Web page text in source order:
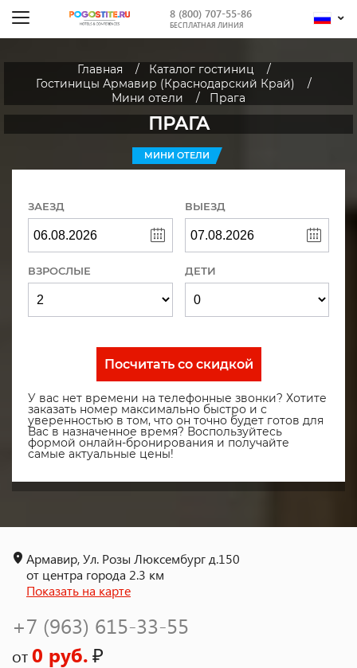
8 (800) 707-55-86
БЕСПЛАТНАЯ ЛИНИЯ
Главная
Каталог гостиниц
Гостиницы Армавир (Краснодарский Край)
Мини отели
Прага
ПРАГА
МИНИ ОТЕЛИ
ЗАЕЗД ВЫЕЗД
ВЗРОСЛЫЕ ДЕТИ
Посчитать со скидкой
У вас нет времени на телефонные звонки? Хотите
заказать номер максимально быстро и с
уверенностью в том, что он точно будет готов для
Вас в назначенное время? Воспользуйтесь
формой онлайн-бронирования и получайте
самые актуальные цены!
Армавир, Ул. Розы Люксембург д.150
от центра города 2.3 км
Показать на карте
+7 (963) 615-33-55
от0 руб.₽